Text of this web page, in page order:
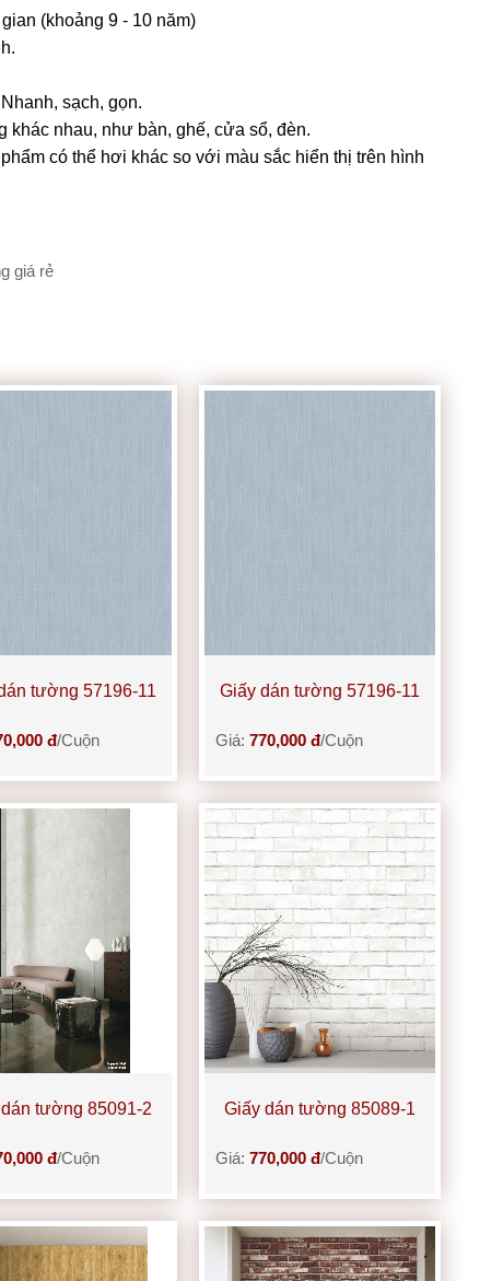
(khoảng 9 - 10 năm)
sạch, gọn.
khác nhau, như bàn, ghế, cửa sổ, đèn.
có thể hơi khác so với màu sắc hiển thị trên hình
giá rẻ
tường 57196-11
đ/Cuộn
Giấy dán tường 57196-11
Giá: 770,000 đ/Cuộn
tường 85091-2
đ/Cuộn
Giấy dán tường 85089-1
Giá: 770,000 đ/Cuộn